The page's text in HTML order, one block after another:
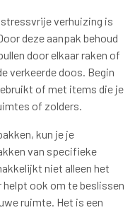
verhuizing is
deze aanpak behoud
door elkaar raken of
verkeerde doos. Begin
of met items die je
of zolders.
kun je je
van specifieke
niet alleen het
ook om te beslissen
ruimte. Het is een